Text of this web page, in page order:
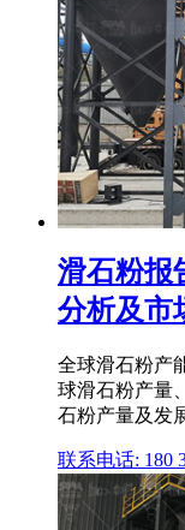
滑石粉报
分析及市
全球滑石粉产
球滑石粉产量
石粉产量及发
联系电话: 180